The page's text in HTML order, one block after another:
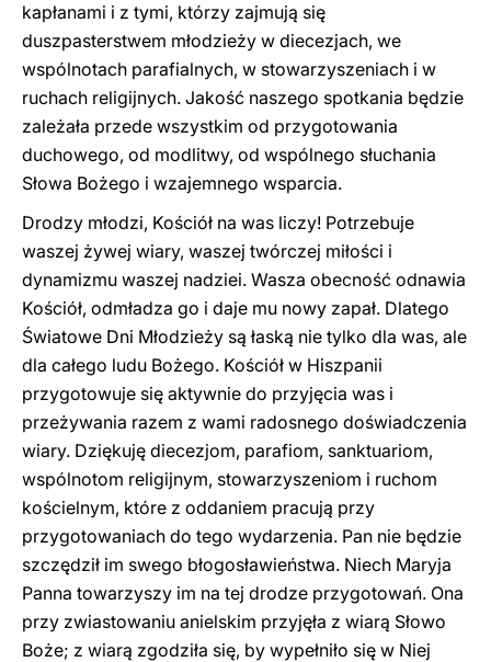
kapłanami i z tymi, którzy zajmują się
duszpasterstwem młodzieży w diecezjach, we
wspólnotach parafialnych, w stowarzyszeniach i w
ruchach religijnych. Jakość naszego spotkania będzie
zależała przede wszystkim od przygotowania
duchowego, od modlitwy, od wspólnego słuchania
Słowa Bożego i wzajemnego wsparcia.
Drodzy młodzi, Kościół na was liczy! Potrzebuje
waszej żywej wiary, waszej twórczej miłości i
dynamizmu waszej nadziei. Wasza obecność odnawia
Kościół, odmładza go i daje mu nowy zapał. Dlatego
Światowe Dni Młodzieży są łaską nie tylko dla was, ale
dla całego ludu Bożego. Kościół w Hiszpanii
przygotowuje się aktywnie do przyjęcia was i
przeżywania razem z wami radosnego doświadczenia
wiary. Dziękuję diecezjom, parafiom, sanktuariom,
wspólnotom religijnym, stowarzyszeniom i ruchom
kościelnym, które z oddaniem pracują przy
przygotowaniach do tego wydarzenia. Pan nie będzie
szczędził im swego błogosławieństwa. Niech Maryja
Panna towarzyszy im na tej drodze przygotowań. Ona
przy zwiastowaniu anielskim przyjęła z wiarą Słowo
Boże; z wiarą zgodziła się, by wypełniło się w Niej